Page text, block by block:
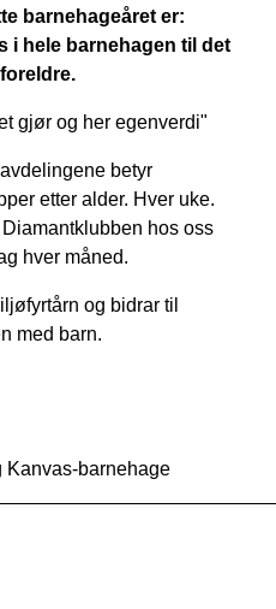
barnehageåret er:
i hele barnehagen til det
gjør og her egenverdi"
betyr
etter alder. Hver uke.
hos oss
hver måned.
og bidrar til
med barn.
Kanvas-barnehage